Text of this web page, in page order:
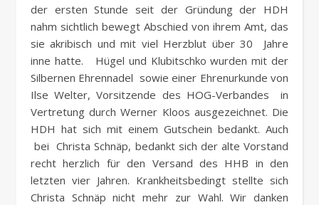
der ersten Stunde seit der Gründung der HDH
nahm sichtlich bewegt Abschied von ihrem Amt, das
sie akribisch und mit viel Herzblut über 30 Jahre
inne hatte. Hügel und Klubitschko wurden mit der
Silbernen Ehrennadel sowie einer Ehrenurkunde von
Ilse Welter, Vorsitzende des HOG-Verbandes in
Vertretung durch Werner Kloos ausgezeichnet. Die
HDH hat sich mit einem Gutschein bedankt. Auch
bei Christa Schnäp, bedankt sich der alte Vorstand
recht herzlich für den Versand des HHB in den
letzten vier Jahren. Krankheitsbedingt stellte sich
Christa Schnäp nicht mehr zur Wahl. Wir danken